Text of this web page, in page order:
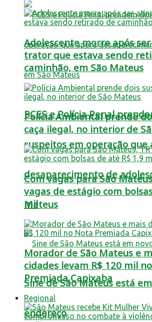
PCES e Polícia Penal
suspeitos em operação que
desaparecimento de
Mateus
Sine de São Mateus está
endereço
Adolescente morre após
trator que estava sendo
caminhão, em São Mateus
Polícia Ambiental prende
caça ilegal, no interior de
Com vagas para São
vagas de estágio com
mil
Morador de São Mateus e
cidades levam R$ 120 mil
Premiada Capixaba
Regional